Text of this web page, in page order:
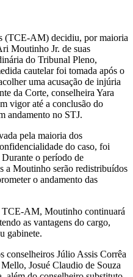
(TCE-AM) decidiu, por maioria
Moutinho Jr. de suas
do Tribunal Pleno,
cautelar foi tomada após o
uma acusação de injúria
da Corte, conselheira Yara
vigor até a conclusão do
andamento no STJ.
pela maioria dos
do caso, foi
o período de
a Moutinho serão redistribuídos
o andamento das
TCE-AM, Moutinho continuará
as vantagens do cargo,
gabinete.
conselheiros Júlio Assis Corrêa
Josué Claudio de Souza